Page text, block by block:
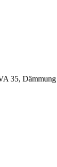
35,
um zwischen